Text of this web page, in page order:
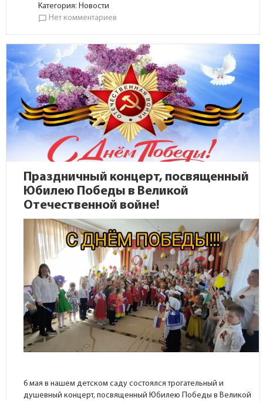
Категория:Новости
chat_bubble_outline Нет комментариев
Праздничный концерт, посвященный
Юбилею Победы в Великой
Отечественной войне!
6 мая в нашем детском саду состоялся трогательный и
душевный концерт, посвященный Юбилею Победы в Великой